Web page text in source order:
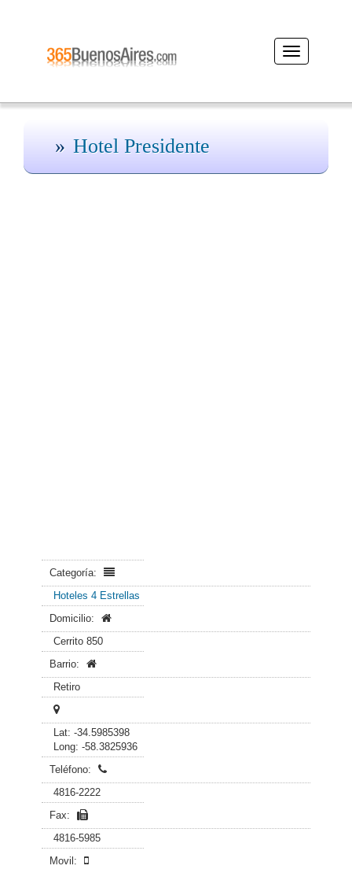
Desplegar
navegación
Hotel Presidente
Categoría:
Hoteles 4 Estrellas
Domicilio:
Cerrito 850
Barrio:
Retiro
Lat: -34.5985398
Long: -58.3825936
Teléfono:
4816-2222
Fax:
4816-5985
Movil: